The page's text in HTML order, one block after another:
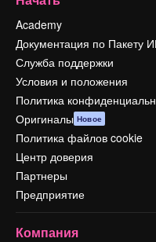
Academy
Документация по Пакету
Служба поддержки
Условия и положения
Политика
Оригиналы Новое
Политика файлов cookie
Центр доверия
Партнеры
Предприятие
Компания